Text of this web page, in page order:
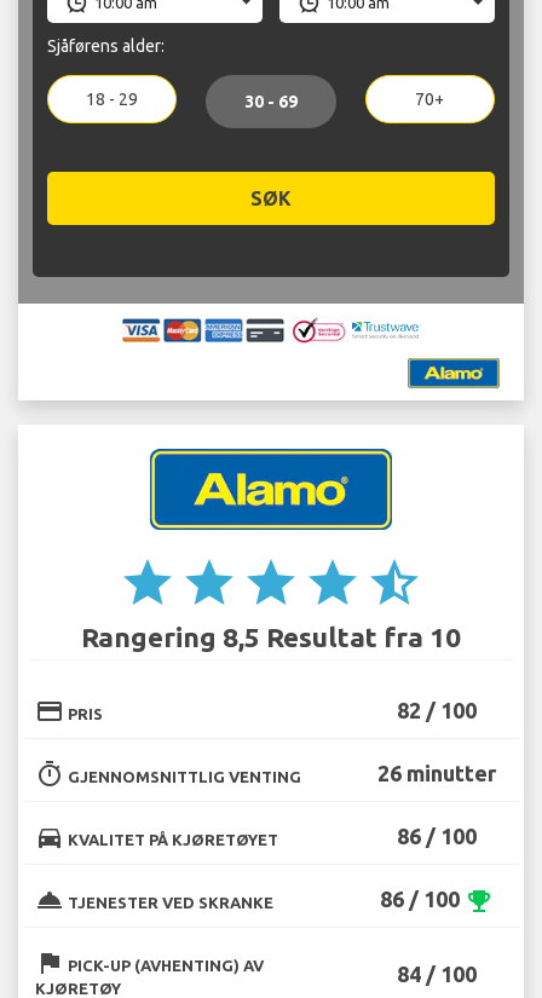
Sjåførens alder:
18 - 29 30 - 69 70+
SØK
star star star star star_half
Rangering 8,5 Resultat fra 10
credit_card PRIS 82 / 100
timer GJENNOMSNITTLIG VENTING 26 minutter
directions_car KVALITET PÅ KJØRETØYET 86 / 100
room_service TJENESTER VED SKRANKE 86 / 100 emoji_events
flag PICK-UP (AVHENTING) AV
KJØRETØY
84 / 100